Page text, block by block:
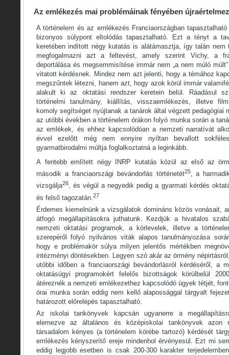
Az emlékezés mai problémáinak fényében
A történelem és az emlékezés Franciaországban
bizonyos súlypont eltolódás tapasztalható. Ezt a tényt a
keretében indított négy kutatás is alátámasztja, így talán nem
megfogalmazni azt a feltevést, amely szerint Vichy, a
deportálása és megsemmisítése immár nem „a nem múló
vitatott kérdésnek. Mindez nem azt jelenti, hogy a témához
megszűntek létezni, hanem azt, hogy azok körül immár
alakult ki az oktatási rendszer keretein belül. Ráadásul
történelmi tanulmány, kiállítás, visszaemlékezés, illetve
komoly segítséget nyújtanak a tanárok által végzett pedagógiai
az utóbbi években a történelem órákon folyó munka során a
az emlékek, és ehhez kapcsolódóan a nemzeti narratívát
évvel ezelőtt még nem ennyire nyíltan bevallott
gyarmatbirodalmi múltja foglalkoztatná a leginkább.
A fentebb említett négy INRP kutatás közül az első az
második a franciaországi bevándorlás történetét25, a
vizsgálja26, és végül a negyedik pedig a gyarmati kérdés
és felső tagozatán.27
Érdemes kiemelnünk a vizsgálatok domináns közös vonásait,
átfogó megállapításokra juthatunk. Kezdjük a hivatalos
nemzeti oktatási programok, a körlevelek, illetve a
szerepéről folyó nyilvános viták alapos tanulmányozása
hogy e problémakör súlya milyen jelentős mértékben
intézményi döntésekben. Legyen szó akár az örmény
utóbbi időben a franciaországi bevándorlásról kérdéséről, a
oktatásügyi programokért felelős bizottságok körülbelül
átéreznék a nemzeti emlékezethez kapcsolódó ügyek tétjét,
órai munka során eddig nem kellő alapossággal tárgyalt
határozott előrelépés tapasztalható.
Az iskolai tankönyvek kapcsán ugyanerre a
elemezve az általános és középiskolai tankönyvek azon
társadalom kényes (a történelem körébe tartozó) kérdését
emlékezés kényszerítő ereje mindenhol érvényesül. Ezt mi
eddig legjobb esetben is csak 200-300 karakter